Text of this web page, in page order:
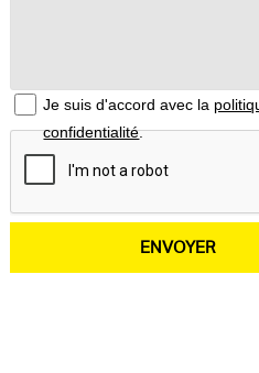
Je suis d'accord avec la
confidentialité.
ENVOYER